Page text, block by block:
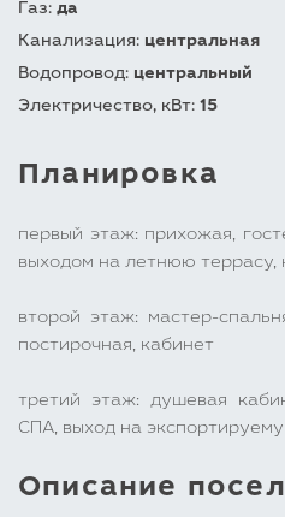
Газ: да
Канализация: центральная
Водопровод: центральный
Электричество, кВт: 15
Планировка
первый этаж: прихожая,
выходом на летнюю террасу,
второй этаж: мастер-
постирочная, кабинет
третий этаж: душевая
СПА, выход на
Описание